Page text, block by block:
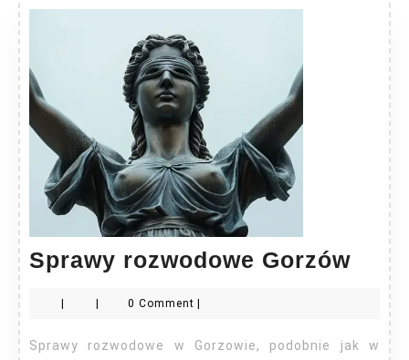
Sprawy rozwodowe Gorzów
0 Comment
Sprawy rozwodowe w Gorzowie, podobnie jak w